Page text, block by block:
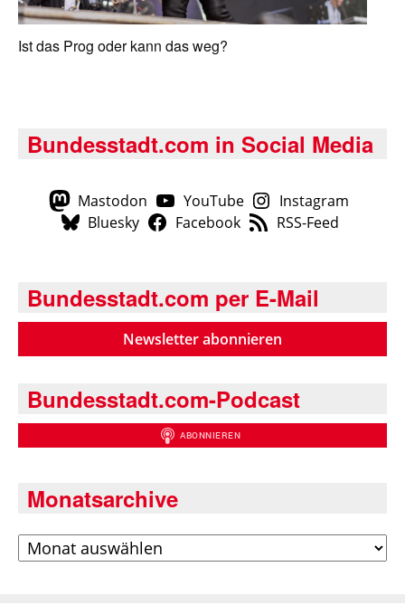
Ist das Prog oder kann das weg?
Bundesstadt.com in Social Media
Mastodon YouTube
Instagram
Bluesky
Facebook RSS-Feed
Bundesstadt.com per E-Mail
Newsletter abonnieren
Bundesstadt.com-Podcast
Monatsarchive
Archiv